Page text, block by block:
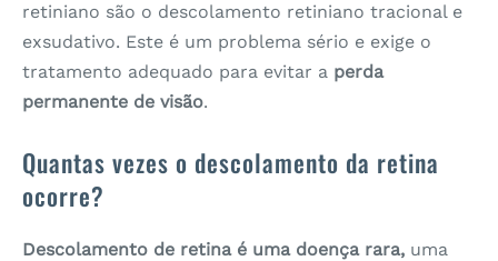
retiniano são o descolamento retiniano tracional e
exsudativo. Este é um problema sério e exige o
tratamento adequado para evitar a perda
permanente de visão.
Quantas vezes o descolamento da retina
ocorre?
Descolamento de retina é uma doença rara, uma